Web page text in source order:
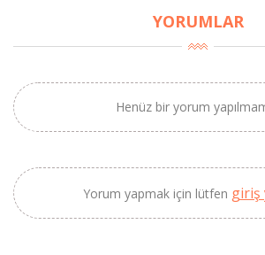
YORUMLAR
Henüz bir yorum
Yorum yapmak için lütfen giriş
SEPETE EKLE